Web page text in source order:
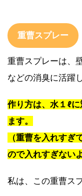
重曹スプレー
重曹スプレーは、
などの消臭に活躍
作り方は、水１ℓ
ます。
（重曹を入れすぎ
ので入れすぎない
私は、この重曹ス